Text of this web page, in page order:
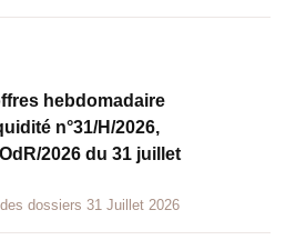
hebdomadaire
n°31/H/2026,
2026 du 31 juillet
dossiers 31 Juillet 2026